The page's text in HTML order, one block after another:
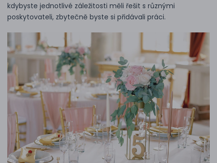
kdybyste jednotlivé záležitosti měli řešit s různými
poskytovateli, zbytečně byste si přidávali práci.